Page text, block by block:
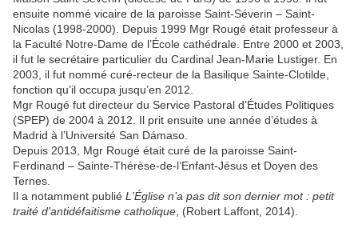
ensuite nommé vicaire de la paroisse Saint-Séverin – Saint-
Nicolas (1998-2000). Depuis 1999 Mgr Rougé était professeur à
la Faculté Notre-Dame de l’École cathédrale. Entre 2000 et 2003,
il fut le secrétaire particulier du Cardinal Jean-Marie Lustiger. En
2003, il fut nommé curé-recteur de la Basilique Sainte-Clotilde,
fonction qu’il occupa jusqu’en 2012.
Mgr Rougé fut directeur du Service Pastoral d’Études Politiques
(SPEP) de 2004 à 2012. Il prit ensuite une année d’études à
Madrid à l’Université San Dámaso.
Depuis 2013, Mgr Rougé était curé de la paroisse Saint-
Ferdinand – Sainte-Thérèse-de-l’Enfant-Jésus et Doyen des
Ternes.
Il a notamment publié L'Église n’a pas dit son dernier mot : petit
traité d'antidéfaitisme catholique , (Robert Laffont, 2014).